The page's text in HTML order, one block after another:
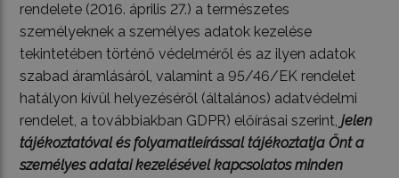
rendelete (2016. április 27.) a természetes
személyeknek a személyes adatok kezelése
tekintetében történő védelméről és az ilyen adatok
szabad áramlásáról, valamint a 95/46/EK rendelet
hatályon kívül helyezéséről (általános) adatvédelmi
rendelet, a továbbiakban GDPR) előírásai szerint,jelen
tájékoztatóval és folyamatleírással tájékoztatja Önt a
személyes adatai kezelésével kapcsolatos minden